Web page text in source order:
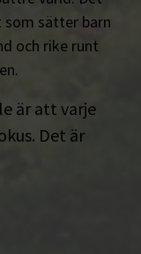
sätter barn
och rike runt
är att varje
Det är